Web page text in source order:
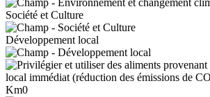
Société et Culture
Développement local
Km0